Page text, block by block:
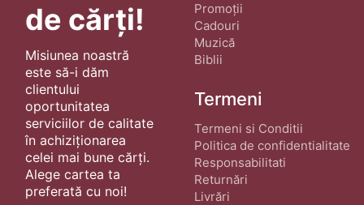
de cărți!
Misiunea noastră
este să-i dăm
clientului
oportunitatea
serviciilor de calitate
în achiziționarea
celei mai bune cărți.
Alege cartea ta
preferată cu noi!
Promoții
Cadouri
Muzică
Biblii
Termeni
Termeni si Conditii
Politica de confidentialitate
Responsabilitati
Returnări
Livrări